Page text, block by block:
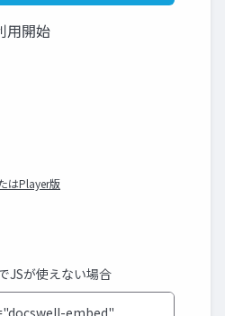
用開始
はPlayer版
JSが使えない場合